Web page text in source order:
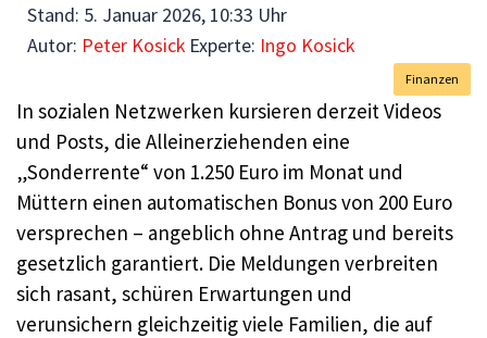
Stand: 5. Januar 2026, 10:33 Uhr
Autor: Peter Kosick Experte: Ingo Kosick
Finanzen
In sozialen Netzwerken kursieren derzeit Videos
und Posts, die Alleinerziehenden eine
„Sonderrente“ von 1.250 Euro im Monat und
Müttern einen automatischen Bonus von 200 Euro
versprechen – angeblich ohne Antrag und bereits
gesetzlich garantiert. Die Meldungen verbreiten
sich rasant, schüren Erwartungen und
verunsichern gleichzeitig viele Familien, die auf